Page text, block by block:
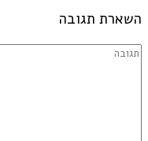
השארת תגובה